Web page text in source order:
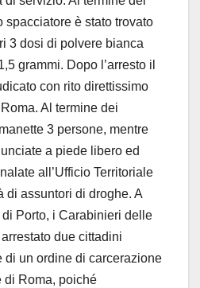
spacciatore è stato trovato
3 dosi di polvere bianca
grammi. Dopo l’arresto il
con rito direttissimo
Al termine dei
3 persone, mentre
a piede libero ed
all’Ufficio Territoriale
di assuntori di droghe. A
Porto, i Carabinieri delle
due cittadini
di un ordine di carcerazione
di Roma, poiché